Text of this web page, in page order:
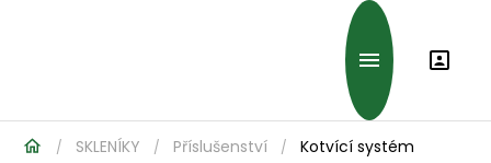
/ SKLENÍKY / Příslušenství / Kotvící systém